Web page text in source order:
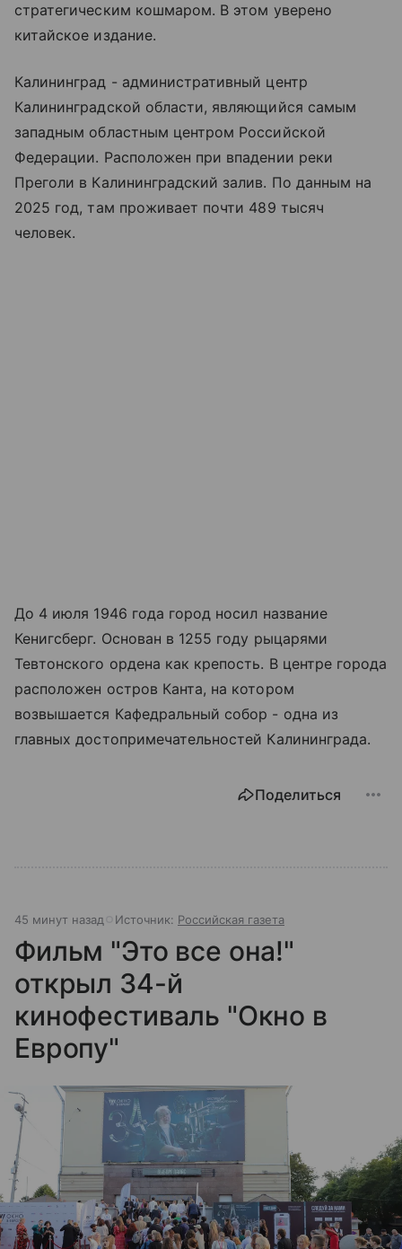
стратегическим кошмаром. В этом уверено
китайское издание.
Калининград - административный центр
Калининградской области, являющийся самым
западным областным центром Российской
Федерации. Расположен при впадении реки
Преголи в Калининградский залив. По данным на
2025 год, там проживает почти 489 тысяч
человек.
До 4 июля 1946 года город носил название
Кенигсберг. Основан в 1255 году рыцарями
Тевтонского ордена как крепость. В центре города
расположен остров Канта, на котором
возвышается Кафедральный собор - одна из
главных достопримечательностей Калининграда.
Поделиться
45 минут назад Источник: Российская газета
Фильм "Это все она!"
открыл 34-й
кинофестиваль "Окно в
Европу"